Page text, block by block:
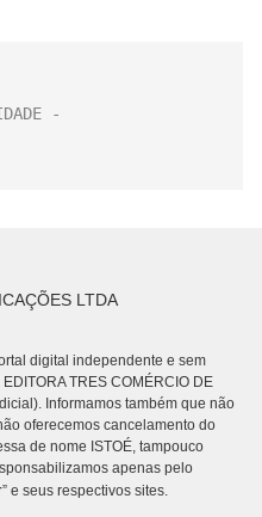
LTDA
digital independente e sem
TRES COMÉRCIO DE
Informamos também que não
oferecemos cancelamento do
de nome ISTOÉ, tampouco
apenas pelo
” e seus respectivos sites.